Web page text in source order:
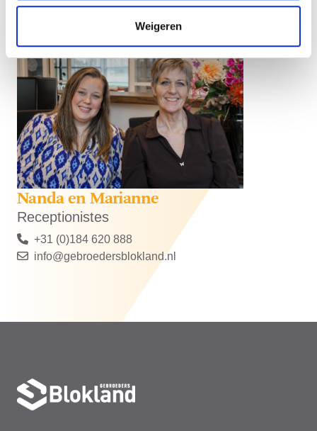
Weigeren
mail sturen.
Nanda en Marianne
Receptionistes
+31 (0)184 620 888
info@gebroedersblokland.nl